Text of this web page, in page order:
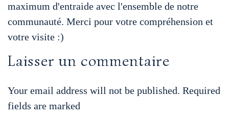
t
p e r
maximum d'entraide avec l'ensemble de notre
communauté. Merci pour votre compréhension et
votre visite :)
Laisser un commentaire
Your email address will not be published. Required
fields are marked